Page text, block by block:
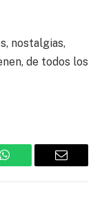
nostalgias,
de todos los
WhatsApp Email